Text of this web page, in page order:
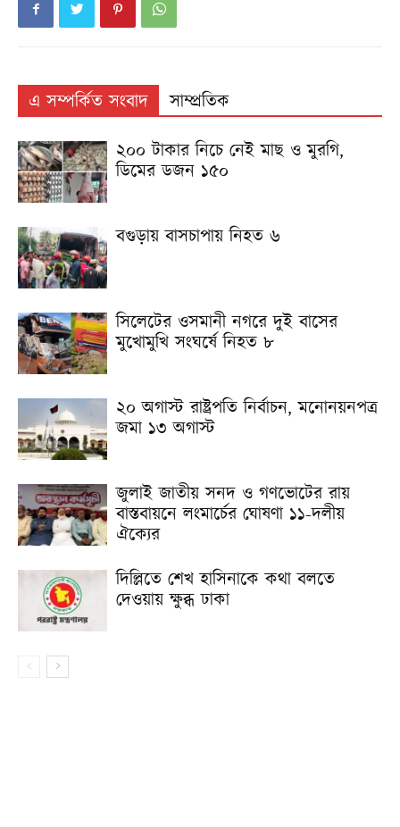
এ সম্পর্কিত সংবাদ
সাম্প্রতিক
২০০ টাকার নিচে নেই মাছ ও মুরগি,
ডিমের ডজন ১৫০
বগুড়ায় বাসচাপায় নিহত ৬
সিলেটের ওসমানী নগরে দুই বাসের
মুখোমুখি সংঘর্ষে নিহত ৮
২০ অগাস্ট রাষ্ট্রপতি নির্বাচন, মনোনয়নপত্র
জমা ১৩ অগাস্ট
জুলাই জাতীয় সনদ ও গণভোটের রায়
বাস্তবায়নে লংমার্চের ঘোষণা ১১-দলীয়
ঐক্যের
দিল্লিতে শেখ হাসিনাকে কথা বলতে
দেওয়ায় ক্ষুব্ধ ঢাকা